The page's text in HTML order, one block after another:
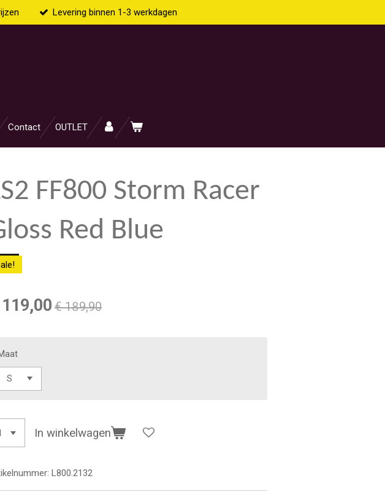
Levering binnen 1-3 werkdagen
Contact OUTLET
FF800 Storm Racer
Red Blue
€ 189,90
In winkelwagen
L800.2132